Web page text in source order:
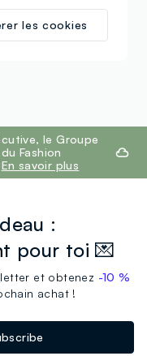
le Groupe
Fashion
En savoir plus
:
pour toi 💌
et obtenez -10 %
achat !
les cookies